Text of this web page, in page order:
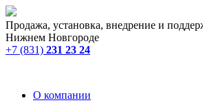
Продажа, установка, внедрение и
Нижнем Новгороде
+7 (831) 231 23 24
О компании